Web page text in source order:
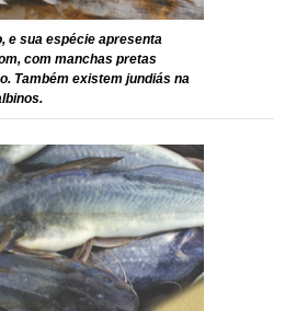
e sua espécie apresenta
com manchas pretas
Também existem jundiás na